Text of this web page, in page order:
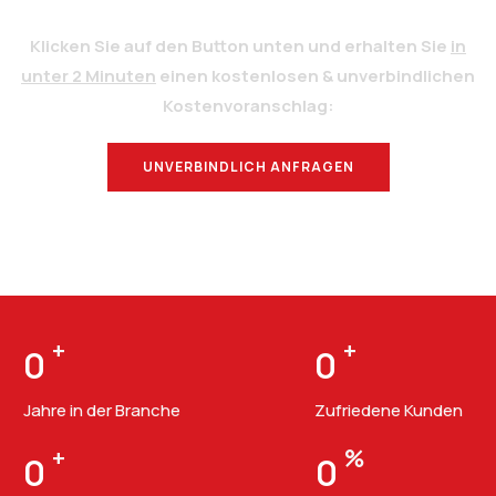
Klicken Sie auf den Button unten und erhalten Sie in
unter 2 Minuten einen kostenlosen & unverbindlichen
Kostenvoranschlag:
UNVERBINDLICH ANFRAGEN
0 +
Jahre in der Branche
0 +
Zufriedene Kunden
0 + 0 %